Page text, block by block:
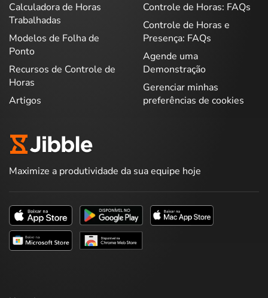
Calculadora de Horas
Trabalhadas
Modelos de Folha de
Ponto
Recursos de Controle de
Horas
Artigos
Controle de Horas: FAQs
Controle de Horas e
Presença: FAQs
Agende uma
Demonstração
Gerenciar minhas
preferências de cookies
Maximize a produtividade da sua equipe hoje